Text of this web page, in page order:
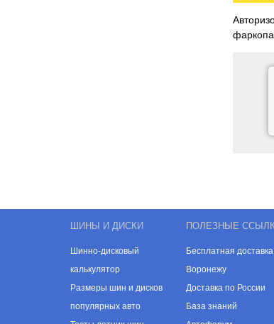
ШИНЫ И ДИСКИ
Шинно-дисковый
калькулятор
Размеры шин и дисков
популярных авто
ПОЛЕЗНЫЕ
Бесплатная
Воронежу
Доставка по России
База знаний